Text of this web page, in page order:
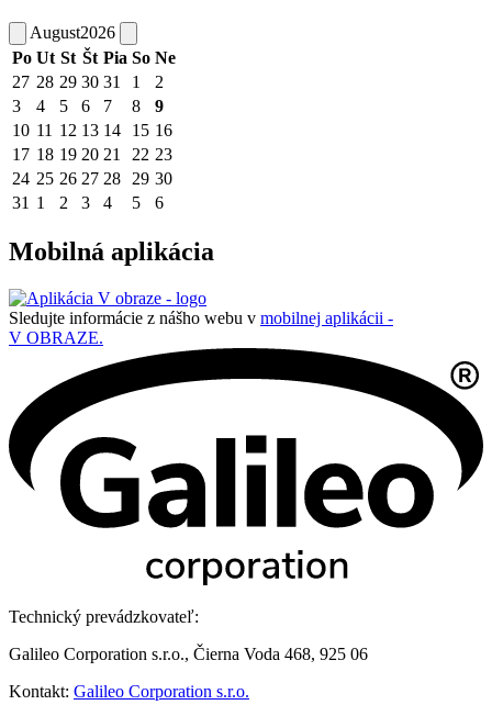
August2026
Po Ut St Št Pia So Ne
27 28 29 30 31 1
2
3
4 5 6 7 8
9
10 11 12 13 14 15 16
17 18 19 20 21 22 23
24 25 26 27 28 29 30
31 1 2 3 4 5 6
Mobilná aplikácia
Sledujte informácie z nášho webu v mobilnej aplikácii -
V OBRAZE.
Technický prevádzkovateľ:
Galileo Corporation s.r.o., Čierna Voda 468, 925 06
Kontakt: Galileo Corporation s.r.o.